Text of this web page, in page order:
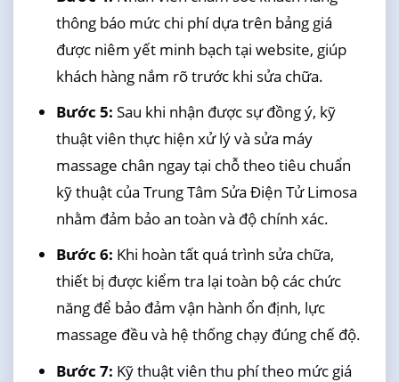
thông báo mức chi phí dựa trên bảng giá
được niêm yết minh bạch tại website, giúp
khách hàng nắm rõ trước khi sửa chữa.
Bước 5: Sau khi nhận được sự đồng ý, kỹ
thuật viên thực hiện xử lý và sửa máy
massage chân ngay tại chỗ theo tiêu chuẩn
kỹ thuật của Trung Tâm Sửa Điện Tử Limosa
nhằm đảm bảo an toàn và độ chính xác.
Bước 6: Khi hoàn tất quá trình sửa chữa,
thiết bị được kiểm tra lại toàn bộ các chức
năng để bảo đảm vận hành ổn định, lực
massage đều và hệ thống chạy đúng chế độ.
Bước 7: Kỹ thuật viên thu phí theo mức giá